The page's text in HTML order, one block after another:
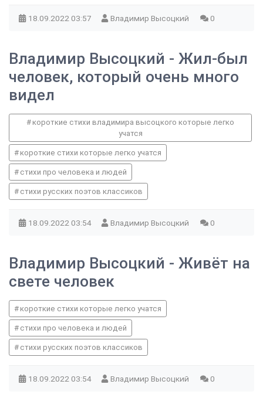
18.09.2022 03:57 Владимир Высоцкий 0
Владимир Высоцкий - Жил-был
человек, который очень много
видел
короткие стихи владимира высоцкого которые легко
учатся
короткие стихи которые легко учатся
стихи про человека и людей
стихи русских поэтов классиков
18.09.2022 03:54 Владимир Высоцкий 0
Владимир Высоцкий - Живёт на
свете человек
короткие стихи которые легко учатся
стихи про человека и людей
стихи русских поэтов классиков
18.09.2022 03:54 Владимир Высоцкий 0